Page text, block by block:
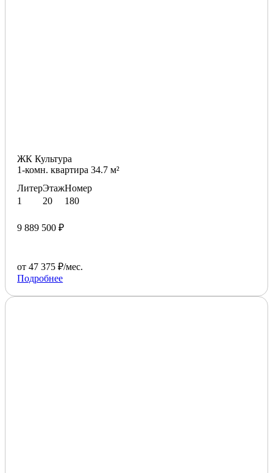
ЖК Культура
1-комн. квартира 34.7 м²
Литер
1
Этаж
20
Номер
180
9 889 500 ₽
от 47 375 ₽/мес.
Подробнее